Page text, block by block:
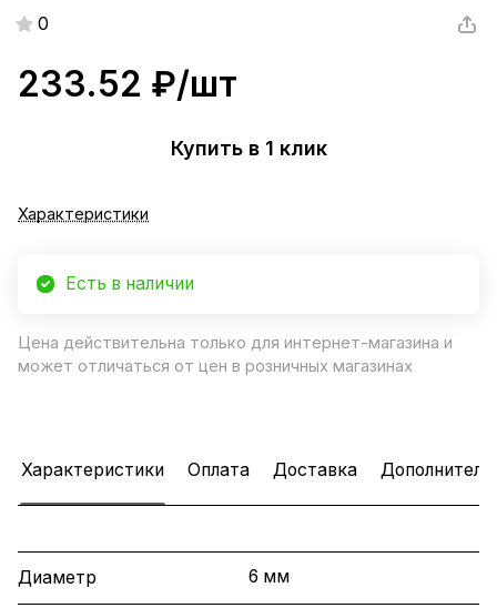
0
233.52 ₽/шт
Купить в 1 клик
Характеристики
Есть в наличии
Цена действительна только для интернет-магазина и
может отличаться от цен в розничных магазинах
Характеристики Оплата Доставка
Диаметр 6 мм